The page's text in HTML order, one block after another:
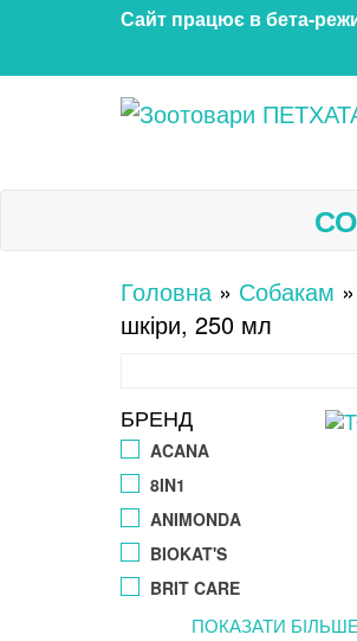
контенту
Сайт працює в
аксесуари та догляд
тваринами.
Україні
Головна» Собакам »
шкіри, 250 мл
БРЕНД
ACANA
8IN1
ANIMONDA
BIOKAT'S
BRIT CARE
ПОКАЗАТИ БІЛЬШЕ